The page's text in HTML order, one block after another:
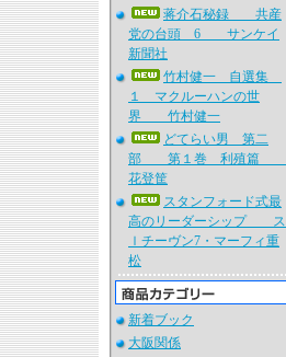
蒋介石秘録 共産
党の台頭 6 サンケイ
新聞社
竹村健一 自選集
１ マクルーハンの世
界 竹村健一
どてらい男 第二
部 第１巻 利殖篇
花登筐
スタンフォード式最
高のリーダーシップ ス
ｌチーヴン7・マーフィ重
松
新着ブック
大阪関係